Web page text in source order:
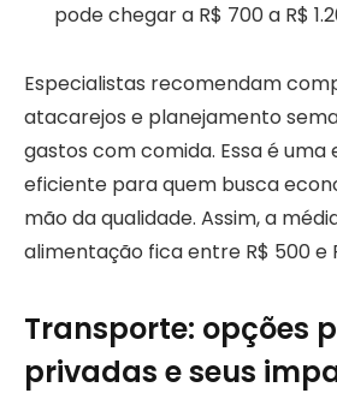
pode chegar a R$ 700 a R$
Especialistas recomendam
atacarejos e planejamento
gastos com comida. Essa é
eficiente para quem busca
mão da qualidade. Assim, a
alimentação fica entre R$ 500 e
Transporte: opções
privadas e seus